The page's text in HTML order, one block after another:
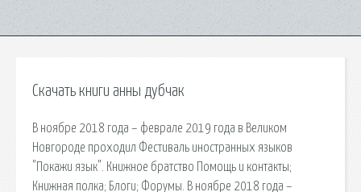
Скачать книги анны дубчак
В ноябре 2018 года – феврале 2019 года в Великом
Новгороде проходил Фестиваль иностранных языков
"Покажи язык". Книжное братство Помощь и контакты;
Книжная полка; Блоги; Форумы. В ноябре 2018 года –